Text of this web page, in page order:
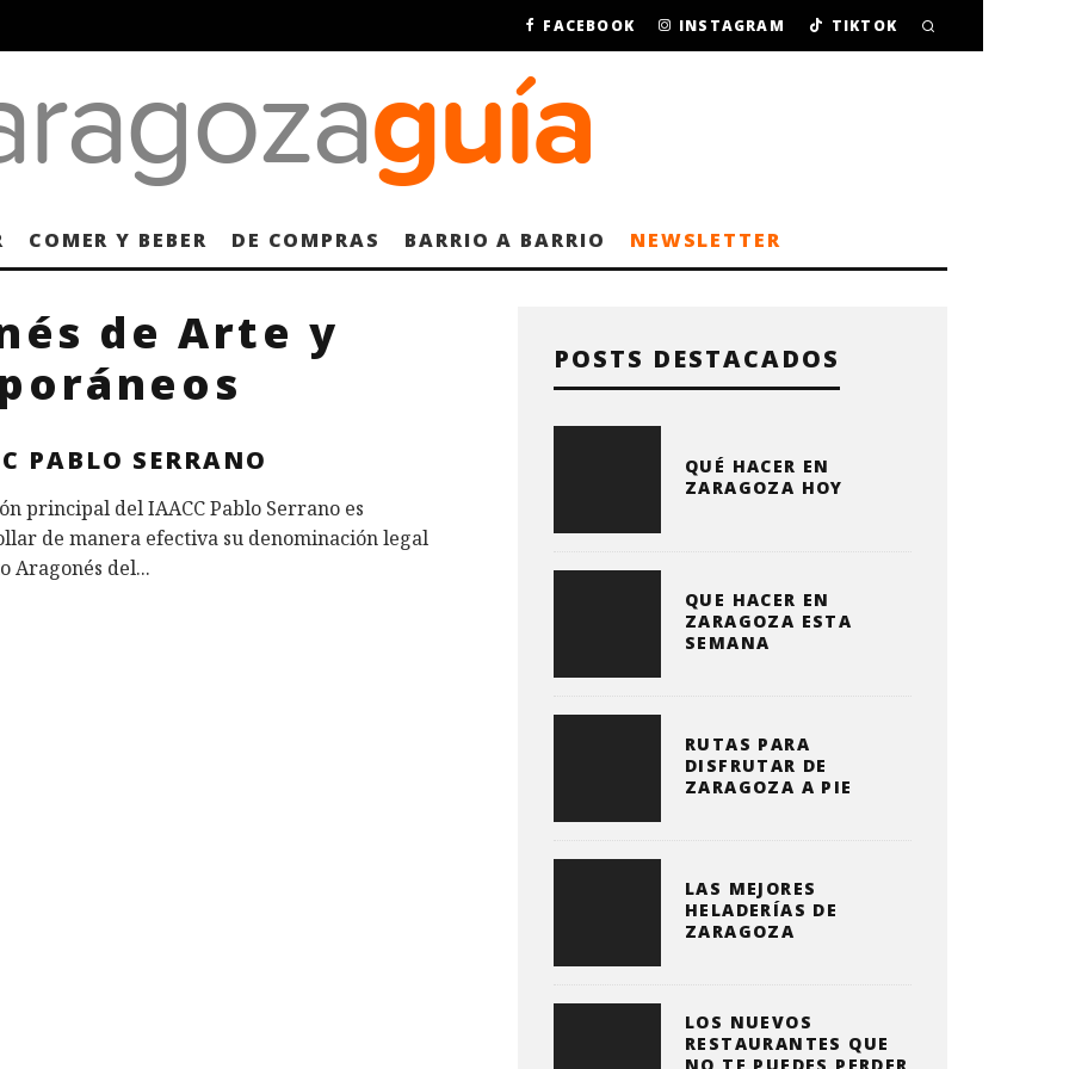
FACEBOOK INSTAGRAM TIKTOK
COMER Y BEBER DE COMPRAS BARRIO A BARRIO NEWSLETTER
de Arte y
PABLO SERRANO
principal del IAACC Pablo Serrano es
de manera efectiva su denominación legal
Aragonés del...
POSTS DESTACADOS
QUÉ HACER EN
ZARAGOZA HOY
QUE HACER EN
ZARAGOZA ESTA
SEMANA
RUTAS PARA
DISFRUTAR DE
ZARAGOZA A PIE
LAS MEJORES
HELADERÍAS DE
ZARAGOZA
LOS NUEVOS
RESTAURANTES QUE
NO TE PUEDES PERDER